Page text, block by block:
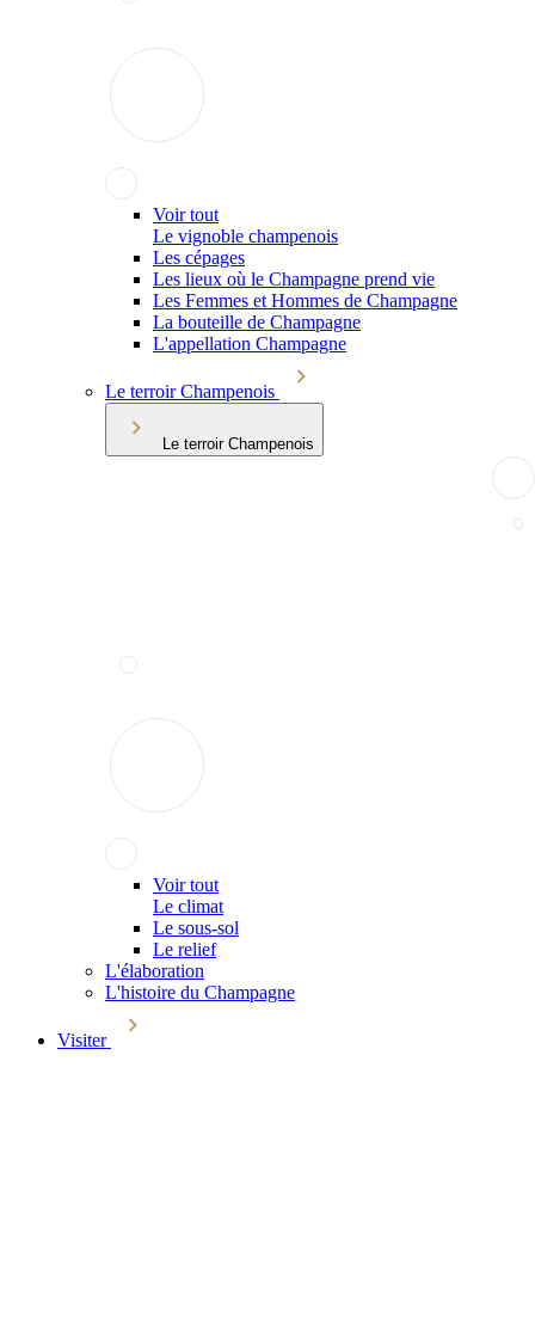
Voir tout
Le vignoble champenois
Les cépages
Les lieux où le Champagne prend vie
Les Femmes et Hommes de Champagne
La bouteille de Champagne
L'appellation Champagne
Le terroir Champenois
Le terroir Champenois
Voir tout
Le climat
Le sous-sol
Le relief
L'élaboration
L'histoire du Champagne
Visiter